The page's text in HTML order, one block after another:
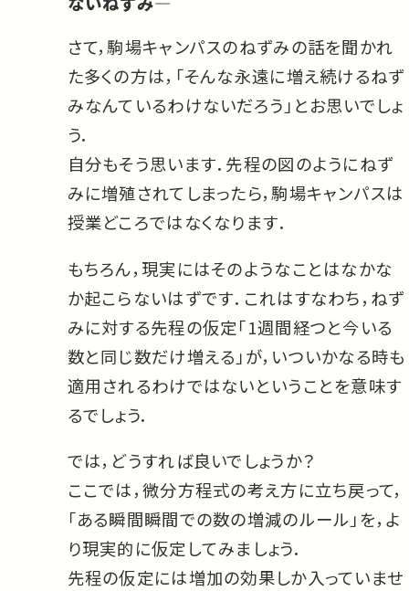
さて，駒場キャンパスのねずみの話を聞かれ
た多くの方は，「そんな永遠に増え続けるねず
みなんているわけないだろう」とお思いでしょ
う．
自分もそう思います．先程の図のようにねず
みに増殖されてしまったら，駒場キャンパスは
授業どころではなくなります．
もちろん，現実にはそのようなことはなかな
か起こらないはずです．これはすなわち，ねず
みに対する先程の仮定「1週間経つと今いる
数と同じ数だけ増える」が，いついかなる時も
適用されるわけではないということを意味す
るでしょう．
では，どうすれば良いでしょうか？
ここでは，微分方程式の考え方に立ち戻って，
「ある瞬間瞬間での数の増減のルール」を，よ
り現実的に仮定してみましょう．
先程の仮定には増加の効果しか入っていませ